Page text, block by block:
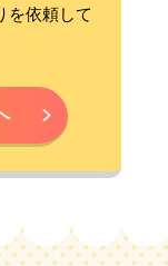
を依頼して